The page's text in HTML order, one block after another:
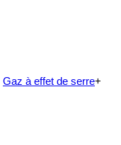
Gaz à effet de serre+